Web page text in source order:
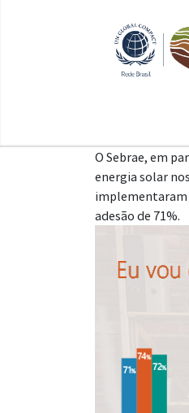
O Sebrae, em
energia solar
implementaram
adesão de 71%.